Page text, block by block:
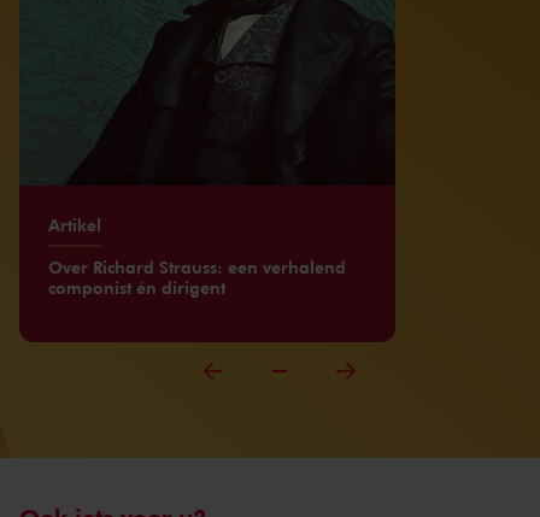
Artikel
Over Richard Strauss: een verhalend
componist én dirigent